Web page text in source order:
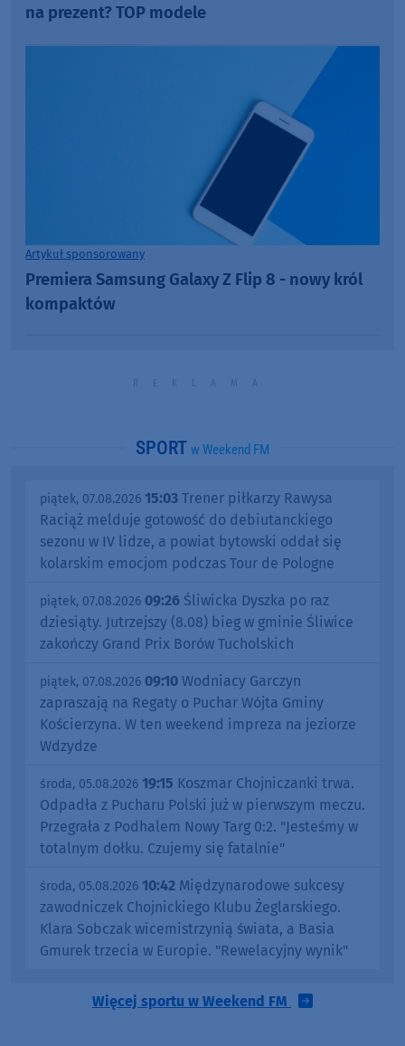
na prezent? TOP modele
Artykuł sponsorowany
Premiera Samsung Galaxy Z Flip 8 - nowy król
kompaktów
SPORT w Weekend FM
piątek, 07.08.2026 15:03 Trener piłkarzy Rawysa
Raciąż melduje gotowość do debiutanckiego
sezonu w IV lidze, a powiat bytowski oddał się
kolarskim emocjom podczas Tour de Pologne
piątek, 07.08.2026 09:26 Śliwicka Dyszka po raz
dziesiąty. Jutrzejszy (8.08) bieg w gminie Śliwice
zakończy Grand Prix Borów Tucholskich
piątek, 07.08.2026 09:10 Wodniacy Garczyn
zapraszają na Regaty o Puchar Wójta Gminy
Kościerzyna. W ten weekend impreza na jeziorze
Wdzydze
środa, 05.08.2026 19:15 Koszmar Chojniczanki trwa.
Odpadła z Pucharu Polski już w pierwszym meczu.
Przegrała z Podhalem Nowy Targ 0:2. "Jesteśmy w
totalnym dołku. Czujemy się fatalnie"
środa, 05.08.2026 10:42 Międzynarodowe sukcesy
zawodniczek Chojnickiego Klubu Żeglarskiego.
Klara Sobczak wicemistrzynią świata, a Basia
Gmurek trzecia w Europie. "Rewelacyjny wynik"
Więcej sportu w Weekend FM